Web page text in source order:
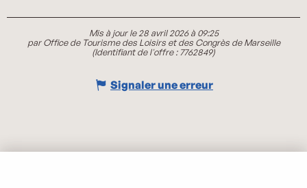
Mis à jour le 28 avril 2026 à 09:25
par Office de Tourisme des Loisirs et des Congrès de Marseille
(Identifiant de l'offre : 7762849)
Signaler une erreur